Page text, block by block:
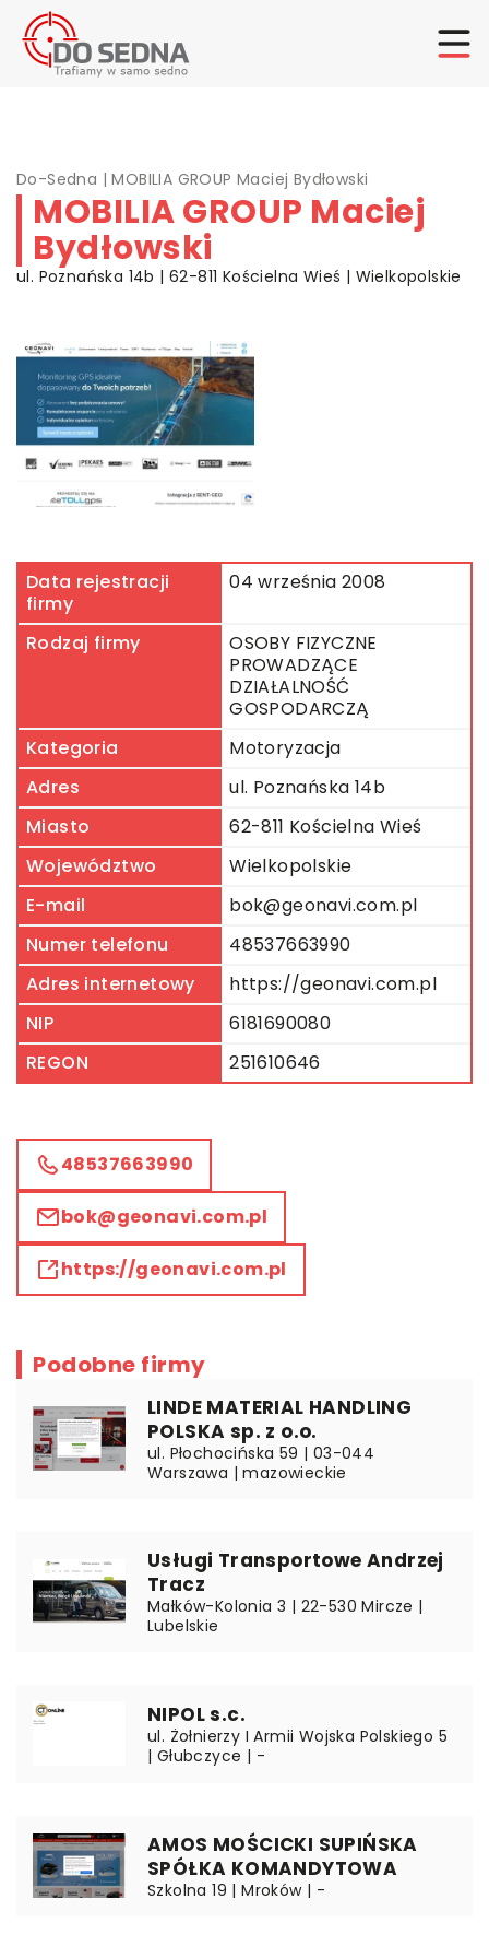
Do-Sedna |MOBILIA GROUP Maciej Bydłowski
MOBILIA GROUP Maciej
Bydłowski
ul. Poznańska 14b | 62-811 Kościelna Wieś | Wielkopolskie
Data rejestracji
firmy
04 września 2008
Rodzaj firmy
OSOBY FIZYCZNE
PROWADZĄCE
DZIAŁALNOŚĆ
GOSPODARCZĄ
Kategoria
Motoryzacja
Adres
ul. Poznańska 14b
Miasto
62-811 Kościelna Wieś
Województwo
Wielkopolskie
E-mail
bok@geonavi.com.pl
Numer telefonu
48537663990
Adres internetowy
https://geonavi.com.pl
NIP
6181690080
REGON
251610646
48537663990
bok@geonavi.com.pl
https://geonavi.com.pl
Podobne firmy
LINDE MATERIAL HANDLING
POLSKA sp. z o.o.
ul. Płochocińska 59 | 03-044
Warszawa | mazowieckie
Usługi Transportowe Andrzej
Tracz
Małków-Kolonia 3 | 22-530 Mircze |
Lubelskie
NIPOL s.c.
ul. Żołnierzy I Armii Wojska Polskiego 5
| Głubczyce | -
AMOS MOŚCICKI SUPIŃSKA
SPÓŁKA KOMANDYTOWA
Szkolna 19 | Mroków | -